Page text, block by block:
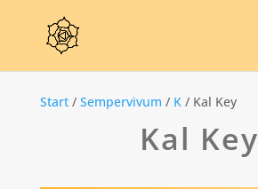
Start/ Sempervivum / K/ Kal Key
Kal Key